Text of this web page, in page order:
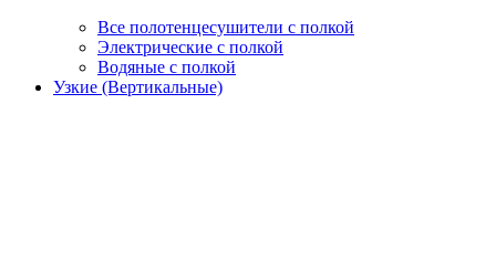
Все полотенцесушители с полкой
Электрические с полкой
Водяные с полкой
Узкие (Вертикальные)